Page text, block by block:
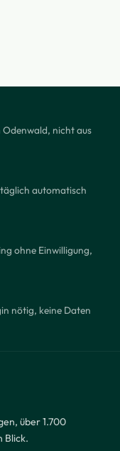
nicht aus
automatisch
ohne Einwilligung,
nötig, keine Daten
über 1.700
Blick.